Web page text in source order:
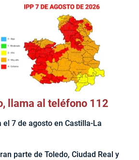
llama al teléfono 112
el 7 de agosto en Castilla-La
parte de Toledo, Ciudad Real y